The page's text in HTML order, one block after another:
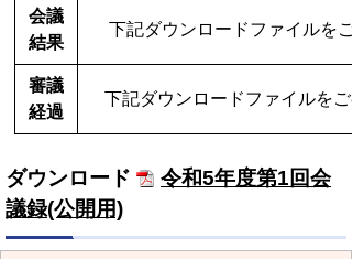
会議
結果
下記ダウンロードファイルを
審議
経過
下記ダウンロードファイルをご
ダウンロード
令和5年度第1回会
議録(公開用)